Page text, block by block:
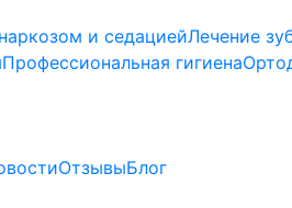
и седациейЛечение
Профессиональная гигиена
ОтзывыБлог